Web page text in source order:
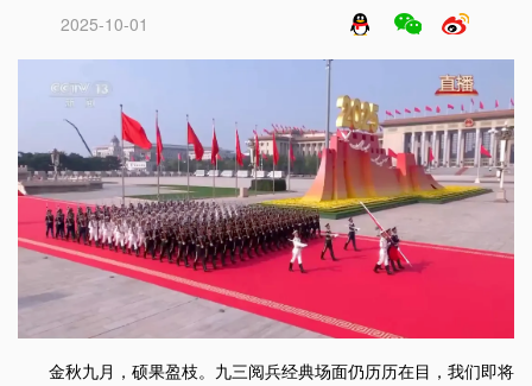
2025-10-01
金秋九月，硕果盈枝。九三阅兵经典场面仍历历在目，我们即将